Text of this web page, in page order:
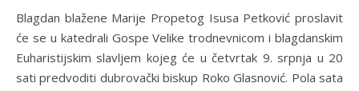
Blagdan blažene Marije Propetog Isusa Petković proslavit
će se u katedrali Gospe Velike trodnevnicom i blagdanskim
Euharistijskim slavljem kojeg će u četvrtak 9. srpnja u 20
sati predvoditi dubrovački biskup Roko Glasnović. Pola sata